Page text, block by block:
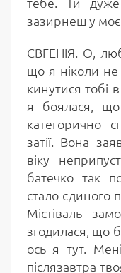
зазирнеш у
ЄВГЕНІЯ. О,
що я ніколи не
кинутися тобі
я боялася,
категорично
затії. Вона
віку
батечко так
стало єдиного
Містіваль
згодилася, що
ось я тут.
післязавтра